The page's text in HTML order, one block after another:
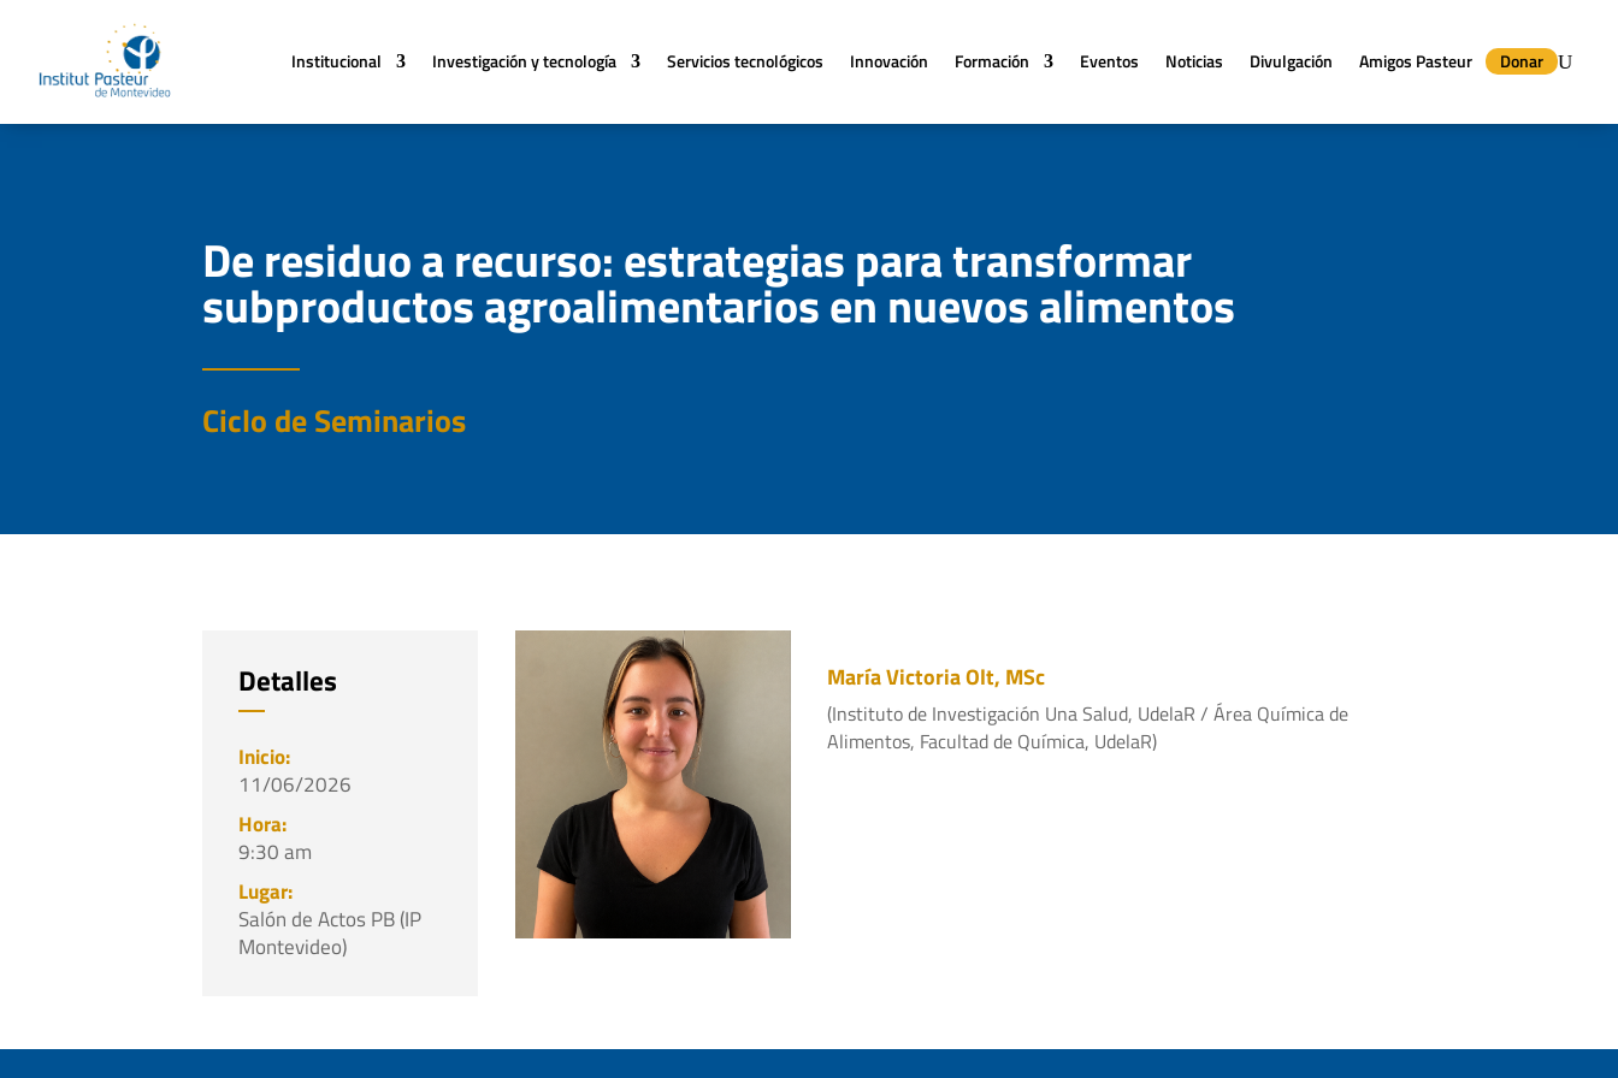
Institucional Investigación y tecnología Servicios tecnológicos Innovación Formación Eventos Noticias Divulgación Amigos Pasteur Donar
De residuo a recurso: estrategias para transformar
subproductos agroalimentarios en nuevos alimentos
Ciclo de Seminarios
Detalles
11/06/2026
9:30 am
Salón de Actos PB (IP
Montevideo)
María Victoria Olt, MSc
(Instituto de Investigación Una Salud, UdelaR / Área Química de
Alimentos, Facultad de Química, UdelaR)